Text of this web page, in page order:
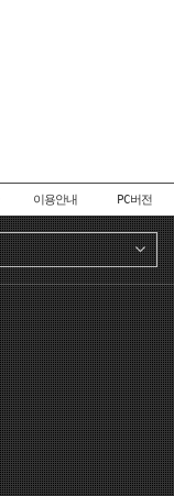
이용안내 PC버전